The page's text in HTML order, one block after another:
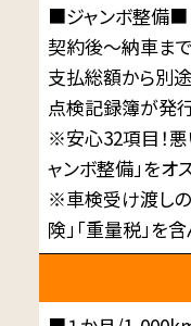
■ジャンボ整備■
契約後～納車ま
支払総額から別
点検記録簿が発
※安心32項目！
ャンボ整備」をオ
※車検受け渡しの
険」「重量税」を